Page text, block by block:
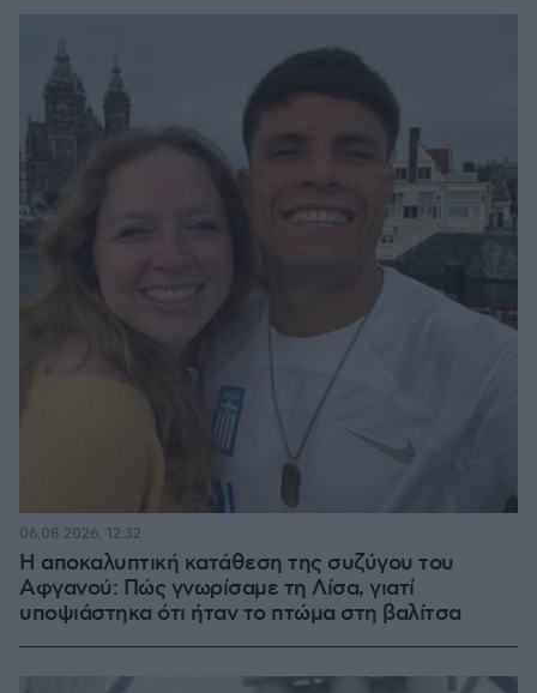
Η αποκαλυπτική κατάθεση της συζύγου του
Αφγανού: Πώς γνωρίσαμε τη Λίσα, γιατί
υποψιάστηκα ότι ήταν το πτώμα στη βαλίτσα
06.08.2026, 12:32